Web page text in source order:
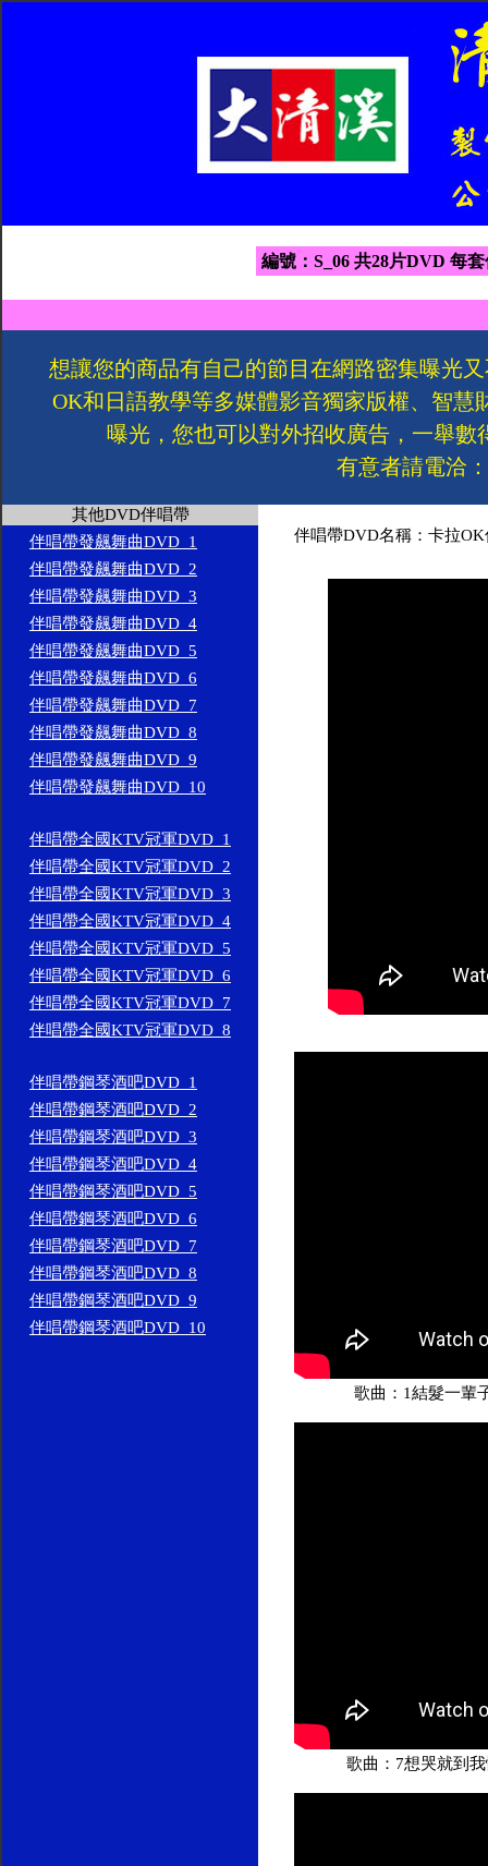
編號：S_06 共28片DVD 每
想讓您的商品有自己的節目在網路密集曝光
OK和日語教學等多媒體影音獨家版權、智
曝光，您也可以對外招收廣告，一舉
有意者請電洽
其他DVD伴唱帶
伴唱帶發飆舞曲DVD_1
伴唱帶發飆舞曲DVD_2
伴唱帶發飆舞曲DVD_3
伴唱帶發飆舞曲DVD_4
伴唱帶發飆舞曲DVD_5
伴唱帶發飆舞曲DVD_6
伴唱帶發飆舞曲DVD_7
伴唱帶發飆舞曲DVD_8
伴唱帶發飆舞曲DVD_9
伴唱帶發飆舞曲DVD_10
伴唱帶全國KTV冠軍DVD_1
伴唱帶全國KTV冠軍DVD_2
伴唱帶全國KTV冠軍DVD_3
伴唱帶全國KTV冠軍DVD_4
伴唱帶全國KTV冠軍DVD_5
伴唱帶全國KTV冠軍DVD_6
伴唱帶全國KTV冠軍DVD_7
伴唱帶全國KTV冠軍DVD_8
伴唱帶鋼琴酒吧DVD_1
伴唱帶鋼琴酒吧DVD_2
伴唱帶鋼琴酒吧DVD_3
伴唱帶鋼琴酒吧DVD_4
伴唱帶鋼琴酒吧DVD_5
伴唱帶鋼琴酒吧DVD_6
伴唱帶鋼琴酒吧DVD_7
伴唱帶鋼琴酒吧DVD_8
伴唱帶鋼琴酒吧DVD_9
伴唱帶鋼琴酒吧DVD_10
伴唱帶DVD名稱：卡拉
歌曲：1結髮一輩
歌曲：7想哭就到